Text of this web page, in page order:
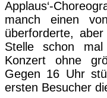
Applaus‘-
manch einen
überforderte,
Stelle schon
Konzert ohne
Gegen 16 Uhr
ersten Besucher